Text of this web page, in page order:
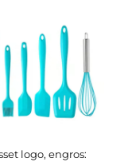
logo, engros: